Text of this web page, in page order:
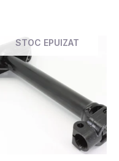
STOC EPUIZAT